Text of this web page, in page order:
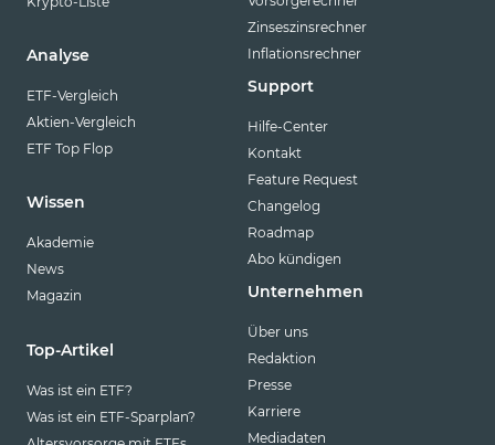
Analyse
ETF-Vergleich
Aktien-Vergleich
ETF Top Flop
Wissen
Akademie
News
Magazin
Top-Artikel
Was ist ein ETF?
Was ist ein ETF-Sparplan?
Zinseszinsrechner
Inflationsrechner
Support
Hilfe-Center
Kontakt
Feature Request
Changelog
Roadmap
Abo kündigen
Unternehmen
Über uns
Redaktion
Presse
Karriere
Mediadaten